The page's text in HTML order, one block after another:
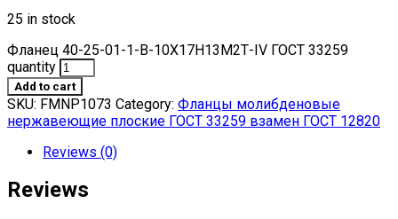
25 in stock
Фланец 40-25-01-1-В-10Х17Н13М2Т-IV ГОСТ 33259
quantity
Add to cart
SKU: FMNP1073 Category: Фланцы молибденовые
нержавеющие плоские ГОСТ 33259 взамен ГОСТ 12820
Reviews (0)
Reviews